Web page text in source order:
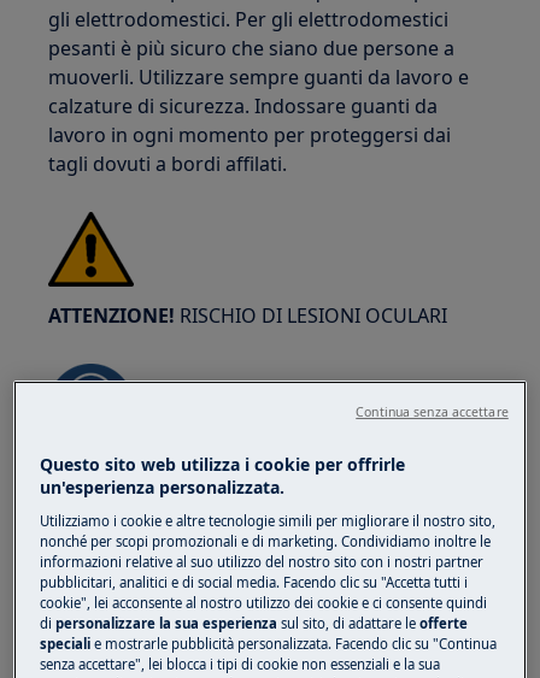
gli elettrodomestici. Per gli elettrodomestici
pesanti è più sicuro che siano due persone a
muoverli. Utilizzare sempre guanti da lavoro e
calzature di sicurezza. Indossare guanti da
lavoro in ogni momento per proteggersi dai
tagli dovuti a bordi affilati.
ATTENZIONE! RISCHIO DI LESIONI OCULARI
Indossate occhiali di protezione se eseguite
coinvolgono molle.
Questo sito web utilizza i cookie per offrirle
un'esperienza personalizzata.
Utilizziamo i cookie e altre tecnologie simili per migliorare il nostro sito,
nonché per scopi promozionali e di marketing. Condividiamo inoltre le
informazioni relative al suo utilizzo del nostro sito con i nostri partner
pubblicitari, analitici e di social media. Facendo clic su "Accetta tutti i
cookie", lei acconsente al nostro utilizzo dei cookie e ci consente quindi
dipersonalizzare la sua esperienza sul sito, di adattare leofferte
speciali e mostrarle pubblicità personalizzata. Facendo clic su "Continua
senza accettare", lei blocca i tipi di cookie non essenziali e la sua
Continua senza accettare